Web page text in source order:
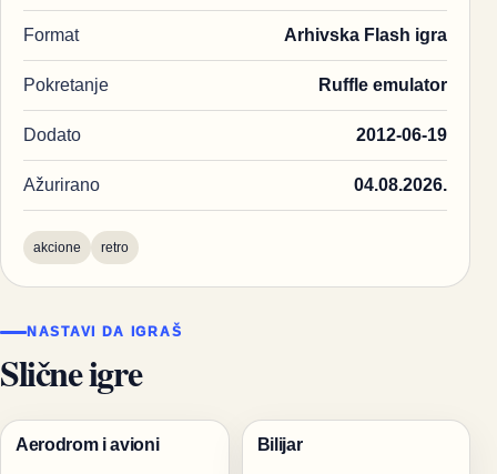
Format Arhivska Flash igra
Pokretanje Ruffle emulator
Dodato 2012-06-19
Ažurirano 04.08.2026.
akcione retro
NASTAVI DA IGRAŠ
Slične igre
Igre
Aerodrom i avioni Igre
Bilijar